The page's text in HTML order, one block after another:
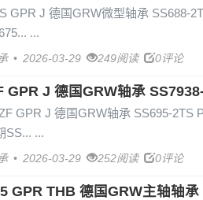
GPR J 德国GRW微型轴承 SS688-
• 2026-03-29 249阅读 0评论
GPR J 德国GRW轴承
GPR J 德国GRW轴承 SS695-2TS
SS...
• 2026-03-29 252阅读 0评论
GPR THB 德国GRW主轴轴